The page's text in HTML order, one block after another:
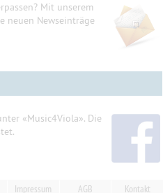
Mit unserem
neuen Newseinträge
«Music4Viola». Die
Impressum AGB Kontakt